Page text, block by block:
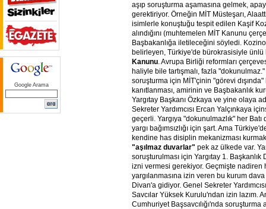
Google Arama
aşıp soruşturma aşamasına gelmek,
gerektiriyor. Örneğin MİT Müsteşarı,
isimlerle konuştuğu tespit edilen Kaşif
alındığını (muhtemelen MİT Kanunu
Başbakanlığa iletileceğini söyledi.
belirleyen, Türkiye'de bürokrasisiyle ünlü
Kanunu. Avrupa Birliği reformları
haliyle bile tartışmalı, fazla
soruşturma için MİT'çinin "görevi
kanıtlanması, amirinin ve Başbakanlık
Yargıtay Başkanı Özkaya ve yine olaya
Sekreter Yardımcısı Ercan Yalçınkaya
geçerli. Yargıya "dokunulmazlık" her
yargı bağımsızlığı için şart. Ama
kendine has disiplin mekanizması kurmak
"aşılmaz duvarlar" pek az ülkede var.
soruşturulması için Yargıtay 1. Başkanlık
izni vermesi gerekiyor. Geçmişte nadiren
yargılanmasına izin veren bu kurum
Divan'a gidiyor. Genel Sekreter
Savcılar Yüksek Kurulu'ndan izin lazım.
Cumhuriyet Başsavcılığı'nda soruşturma